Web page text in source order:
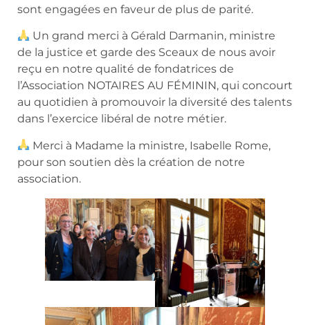
sont engagées en faveur de plus de parité.
Un grand merci à Gérald Darmanin, ministre
de la justice et garde des Sceaux de nous avoir
reçu en notre qualité de fondatrices de
l’Association NOTAIRES AU FÉMININ, qui concourt
au quotidien à promouvoir la diversité des talents
dans l’exercice libéral de notre métier.
Merci à Madame la ministre, Isabelle Rome,
pour son soutien dès la création de notre
association.